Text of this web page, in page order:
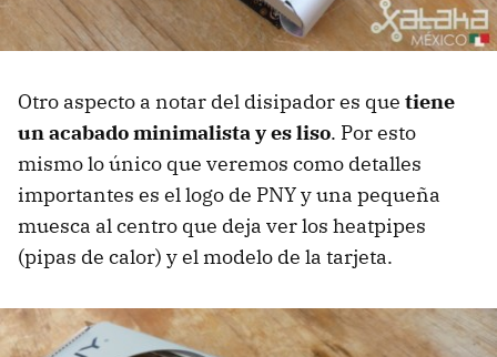
Otro aspecto a notar del disipador es que tiene
un acabado minimalista y es liso. Por esto
mismo lo único que veremos como detalles
importantes es el logo de PNY y una pequeña
muesca al centro que deja ver los heatpipes
(pipas de calor) y el modelo de la tarjeta.